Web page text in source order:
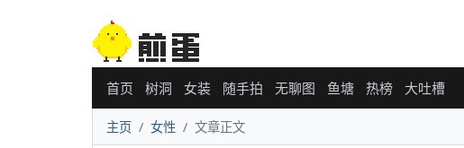
首页 树洞 女装 随手拍 无聊图 鱼塘 热榜 大吐槽
主页 女性 文章正文